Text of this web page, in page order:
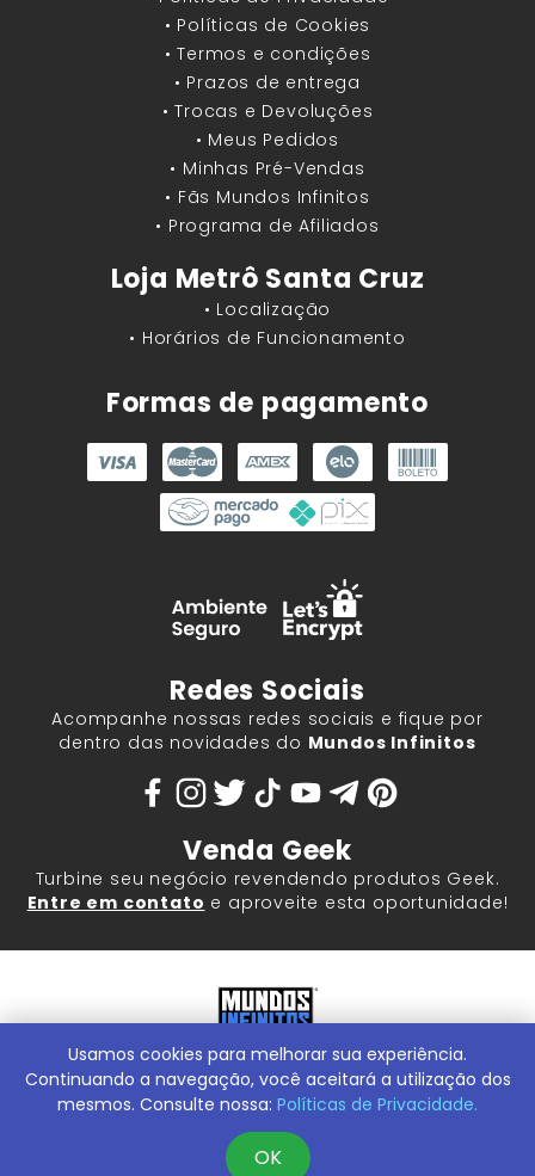
• Políticas de Cookies
• Termos e condições
• Prazos de entrega
• Trocas e Devoluções
• Meus Pedidos
• Minhas Pré-Vendas
• Fãs Mundos Infinitos
• Programa de Afiliados
Loja Metrô Santa Cruz
• Localização
• Horários de Funcionamento
Formas de pagamento
Redes Sociais
Acompanhe nossas redes sociais e fique por
dentro das novidades do Mundos Infinitos
Venda Geek
Turbine seu negócio revendendo produtos Geek.
Entre em contato e aproveite esta oportunidade!
Mundos Infinitos - Publicações e Geek Store |ContentStuff
Publicações e Assinaturas Ltda. CNPJ - 05.859.917/0001-60.
Conheça nossa Loja Física:Rua Machado Bitencourt, 291 -
Usamos cookies para melhorar sua experiência.
Continuando a navegação, você aceitará a utilização dos
mesmos. Consulte nossa: Políticas de Privacidade.
OK